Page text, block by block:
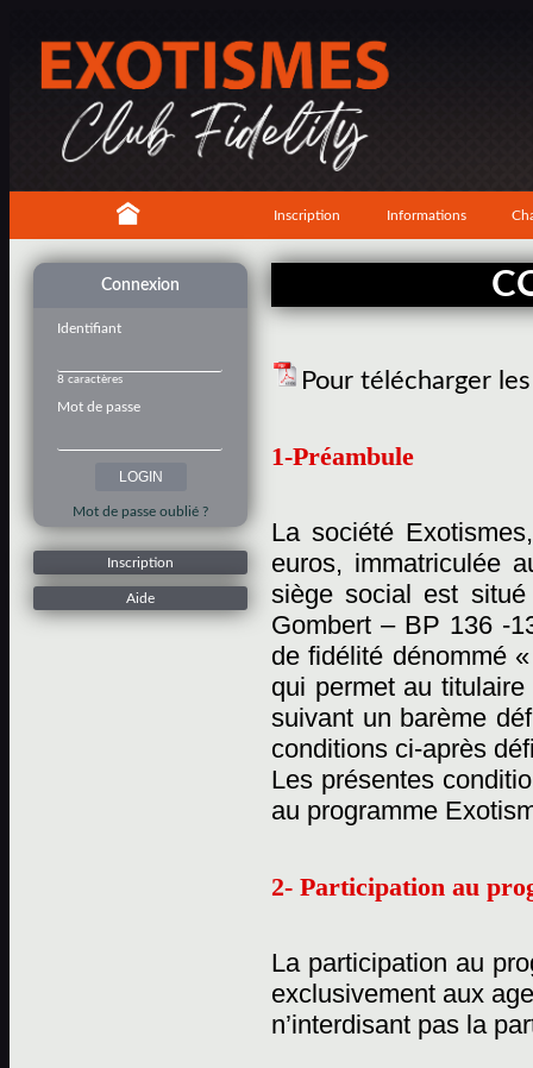
Inscription Informations
Connexion
Identifiant
8 caractères
Mot de passe
Mot de passe oublié ?
Inscription
Aide
Pour télécharger
1-Préambule
La société
euros, immatriculée
siège social est
Gombert – BP 136 -
de fidélité dénommé
qui permet au
suivant un barème
conditions ci-après
Les présentes
au programme
2- Participation au
La participation au
exclusivement aux
n’interdisant pas la